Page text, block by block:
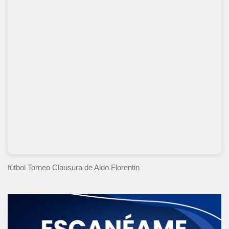
fútbol Torneo Clausura de Aldo Florentin